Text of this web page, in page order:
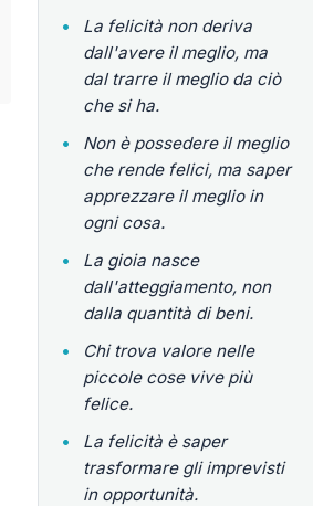
•
La felicità non deriva
dall'avere il meglio, ma
dal trarre il meglio da ciò
che si ha.
•
Non è possedere il meglio
che rende felici, ma saper
apprezzare il meglio in
ogni cosa.
•
La gioia nasce
dall'atteggiamento, non
dalla quantità di beni.
•
Chi trova valore nelle
piccole cose vive più
felice.
•
La felicità è saper
trasformare gli imprevisti
in opportunità.